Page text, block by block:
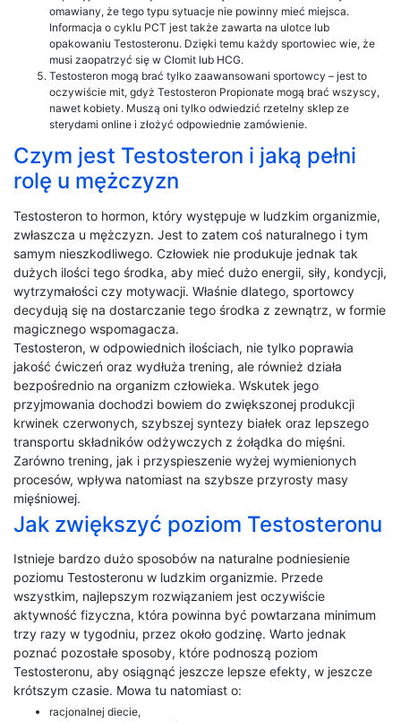
omawiany, że tego typu sytuacje nie powinny mieć miejsca.
Informacja o cyklu PCT jest także zawarta na ulotce lub
opakowaniu Testosteronu. Dzięki temu każdy sportowiec wie, że
musi zaopatrzyć się w Clomit lub HCG.
Testosteron mogą brać tylko zaawansowani sportowcy – jest to
oczywiście mit, gdyż Testosteron Propionate mogą brać wszyscy,
nawet kobiety. Muszą oni tylko odwiedzić rzetelny sklep ze
sterydami online i złożyć odpowiednie zamówienie.
Czym jest Testosteron i jaką pełni
rolę u mężczyzn
Testosteron to hormon, który występuje w ludzkim organizmie,
zwłaszcza u mężczyzn. Jest to zatem coś naturalnego i tym
samym nieszkodliwego. Człowiek nie produkuje jednak tak
dużych ilości tego środka, aby mieć dużo energii, siły, kondycji,
wytrzymałości czy motywacji. Właśnie dlatego, sportowcy
decydują się na dostarczanie tego środka z zewnątrz, w formie
magicznego wspomagacza.
Testosteron, w odpowiednich ilościach, nie tylko poprawia
jakość ćwiczeń oraz wydłuża trening, ale również działa
bezpośrednio na organizm człowieka. Wskutek jego
przyjmowania dochodzi bowiem do zwiększonej produkcji
krwinek czerwonych, szybszej syntezy białek oraz lepszego
transportu składników odżywczych z żołądka do mięśni.
Zarówno trening, jak i przyspieszenie wyżej wymienionych
procesów, wpływa natomiast na szybsze przyrosty masy
mięśniowej.
Jak zwiększyć poziom Testosteronu
Istnieje bardzo dużo sposobów na naturalne podniesienie
poziomu Testosteronu w ludzkim organizmie. Przede
wszystkim, najlepszym rozwiązaniem jest oczywiście
aktywność fizyczna, która powinna być powtarzana minimum
trzy razy w tygodniu, przez około godzinę. Warto jednak
poznać pozostałe sposoby, które podnoszą poziom
Testosteronu, aby osiągnąć jeszcze lepsze efekty, w jeszcze
krótszym czasie. Mowa tu natomiast o:
racjonalnej diecie,